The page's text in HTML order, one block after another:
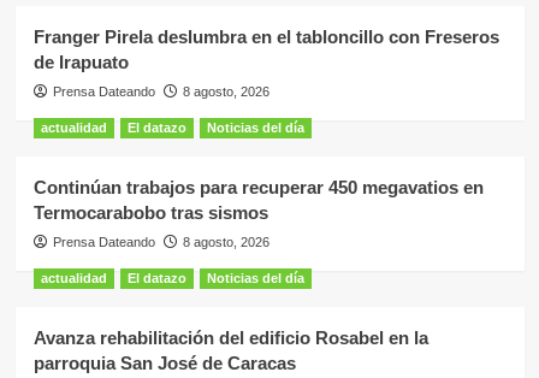
Franger Pirela deslumbra en el tabloncillo con Freseros
de Irapuato
Prensa Dateando 8 agosto, 2026
actualidad El datazo Noticias del día
Continúan trabajos para recuperar 450 megavatios en
Termocarabobo tras sismos
Prensa Dateando 8 agosto, 2026
actualidad El datazo Noticias del día
Avanza rehabilitación del edificio Rosabel en la
parroquia San José de Caracas